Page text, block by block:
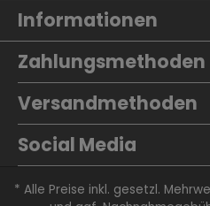
Informationen
Zahlungsmethoden
Versandmethoden
Social Media
* Alle Preise inkl. gesetzl.